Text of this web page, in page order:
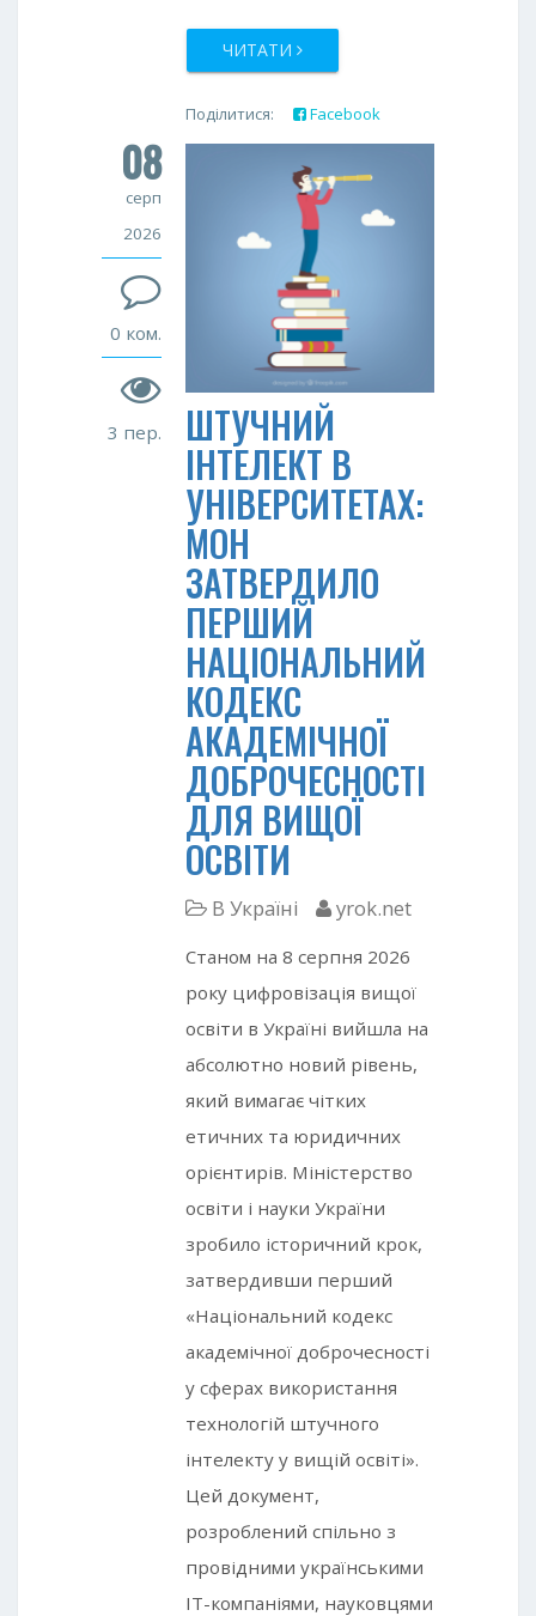
ЧИТАТИ
Поділитися:
Facebook
Twitter
Google+
08
серп
2026
0 ком.
3 пер. ШТУЧНИЙ
ІНТЕЛЕКТ В
УНІВЕРСИТЕТАХ:
МОН
ЗАТВЕРДИЛО
ПЕРШИЙ
НАЦІОНАЛЬНИЙ
КОДЕКС
АКАДЕМІЧНОЇ
ДОБРОЧЕСНОСТІ
ДЛЯ ВИЩОЇ
ОСВІТИ
В Україні yrok.net
Станом на 8 серпня 2026
року цифровізація вищої
освіти в Україні вийшла на
абсолютно новий рівень,
який вимагає чітких
етичних та юридичних
орієнтирів. Міністерство
освіти і науки України
зробило історичний крок,
затвердивши перший
«Національний кодекс
академічної доброчесності
у сферах використання
технологій штучного
інтелекту у вищій освіті».
Цей документ,
розроблений спільно з
провідними українськими
IT-компаніями, науковцями